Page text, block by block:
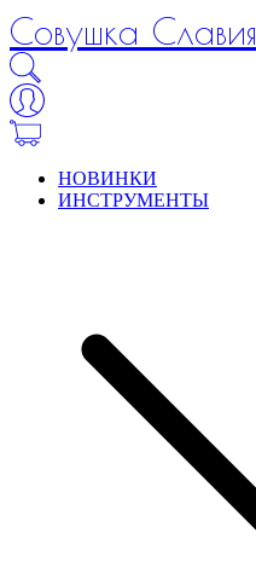
Совушка Славия
НОВИНКИ
ИНСТРУМЕНТЫ